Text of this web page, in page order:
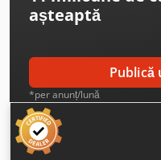
așteaptă
Publică
*per anunț/lună